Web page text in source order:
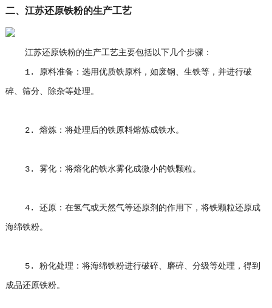
二、江苏还原铁粉的生产工艺
江苏还原铁粉的生产工艺主要包括以下几个步骤：
1. 原料准备：选用优质铁原料，如废钢、生铁等，并进行破
碎、筛分、除杂等处理。
2. 熔炼：将处理后的铁原料熔炼成铁水。
3. 雾化：将熔化的铁水雾化成微小的铁颗粒。
4. 还原：在氢气或天然气等还原剂的作用下，将铁颗粒还原成
海绵铁粉。
5. 粉化处理：将海绵铁粉进行破碎、磨碎、分级等处理，得到
成品还原铁粉。